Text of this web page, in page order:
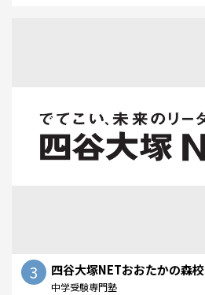
3 四谷大塚NETおおたかの森校
中学受験専門塾